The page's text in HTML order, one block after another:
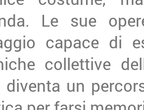
Le sue
capace di
collettive
diventa un